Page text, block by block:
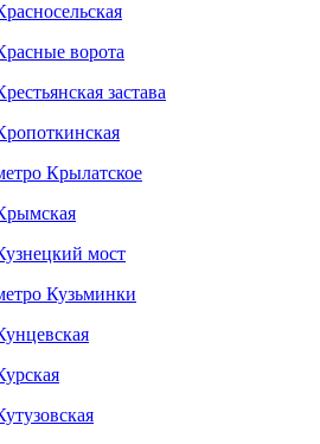
ворота
застава
Крылатское
мост
Кузьминки